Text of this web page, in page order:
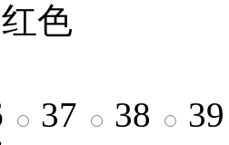
红色
37 38